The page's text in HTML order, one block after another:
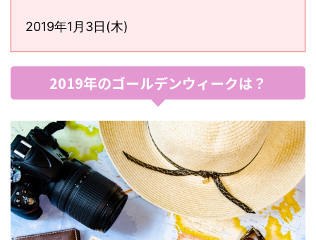
2019年1月3日(木)
2019年のゴールデンウィークは？